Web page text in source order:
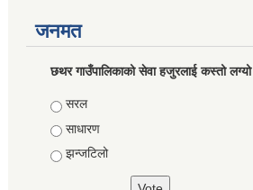
जनमत
छथर गाउँपालिकाको सेवा हजुरलाई कस्तो लग्यो
Choices
सरल
साधारण
झन्जटिलो